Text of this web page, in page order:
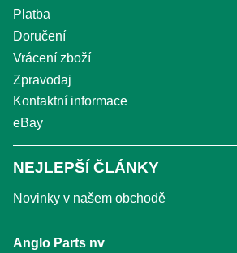
Platba
Doručení
Vrácení zboží
Zpravodaj
Kontaktní informace
eBay
NEJLEPŠÍ ČLÁNKY
Novinky v našem obchodě
Anglo Parts nv